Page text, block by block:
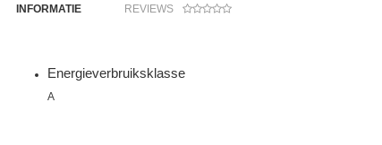
INFORMATIE REVIEWS
Energieverbruiksklasse
A